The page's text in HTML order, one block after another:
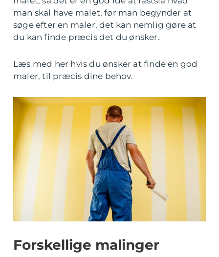
man skal have malet, før man begynder at
søge efter en maler, det kan nemlig gøre at
du kan finde præcis det du ønsker.
Læs med her hvis du ønsker at finde en god
maler, til præcis dine behov.
Forskellige malinger